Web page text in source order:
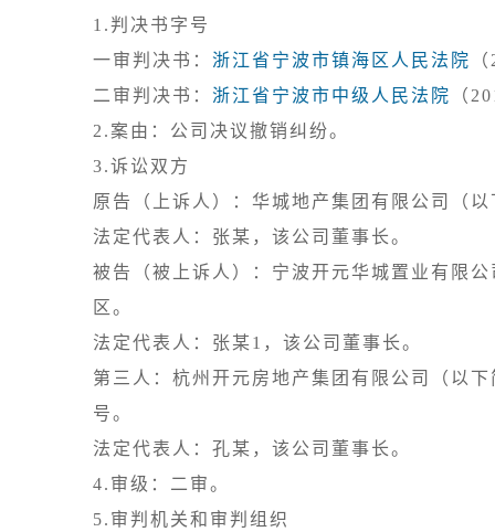
1.判决书字号
一审判决书： 浙江省宁波市镇海区人民法院
二审判决书： 浙江省宁波市中级人民法院
3.诉讼双方
原告（上诉人）：华城地产集团有限公司（
法定代表人：张某，该公司董事长。
被告（被上诉人）：宁波开元华城置业有限
区。
法定代表人：张某1，该公司董事长。
第三人：杭州开元房地产集团有限公司（以
号。
4.审级：二审。
5.审判机关和审判组织